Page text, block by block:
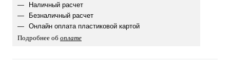
Наличный расчет
Безналичный расчет
Онлайн оплата пластиковой картой
Подробнее об оплате